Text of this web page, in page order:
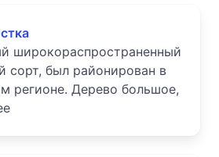
широкораспространенный
сорт, был районирован в
регионе. Дерево большое,